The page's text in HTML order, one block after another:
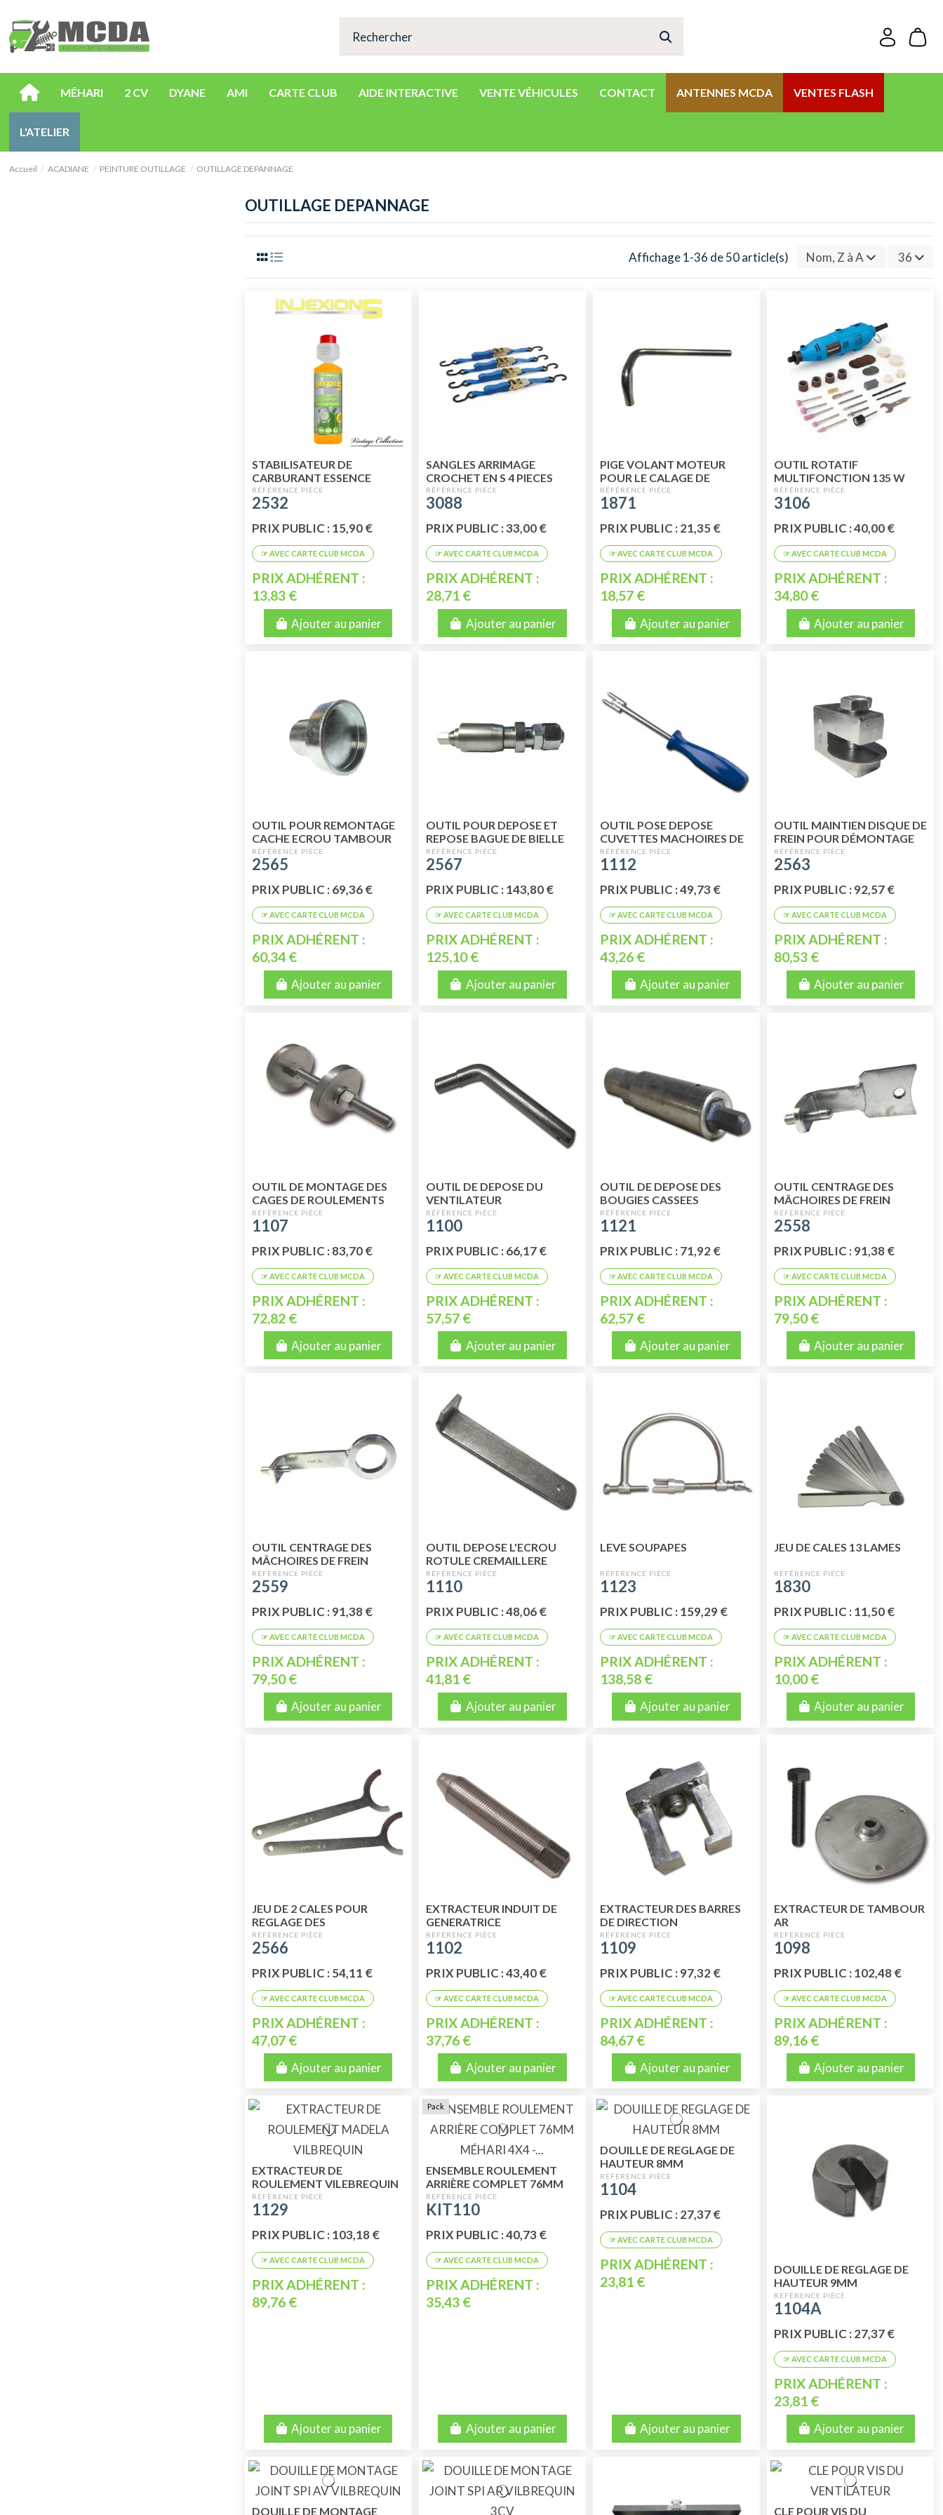
MÉHARI 2 CV DYANE AMI CARTE CLUB AIDE INTERACTIVE VENTE VÉHICULES CONTACT ANTENNES MCDA VENTES FLASH
L'ATELIER
Accueil ACADIANE PEINTURE OUTILLAGE OUTILLAGE DEPANNAGE
OUTILLAGE DEPANNAGE
Affichage 1-36 de 50 article(s) Nom, Z à A 36
STABILISATEUR DE
CARBURANT ESSENCE
INJECTION 5
2532
PRIX PUBLIC : 15,90 €
PRIX ADHÉRENT :
13,83 €
Ajouter au panier
SANGLES ARRIMAGE
CROCHET EN S 4 PIECES
3088
PRIX PUBLIC : 33,00 €
PRIX ADHÉRENT :
28,71 €
Ajouter au panier
PIGE VOLANT MOTEUR
POUR LE CALAGE DE
L'ALLUMAGE
1871
PRIX PUBLIC : 21,35 €
PRIX ADHÉRENT :
18,57 €
Ajouter au panier
OUTIL ROTATIF
MULTIFONCTION 135 W
3106
PRIX PUBLIC : 40,00 €
PRIX ADHÉRENT :
34,80 €
Ajouter au panier
OUTIL POUR REMONTAGE
CACHE ECROU TAMBOUR
ARRIERE METALIQUE
ORIGINE
2565
PRIX PUBLIC : 69,36 €
PRIX ADHÉRENT :
60,34 €
Ajouter au panier
OUTIL POUR DEPOSE ET
REPOSE BAGUE DE BIELLE
D'AXE DE PISTON
2567
PRIX PUBLIC : 143,80 €
PRIX ADHÉRENT :
125,10 €
Ajouter au panier
OUTIL POSE DEPOSE
CUVETTES MACHOIRES DE
FREIN
1112
PRIX PUBLIC : 49,73 €
PRIX ADHÉRENT :
43,26 €
Ajouter au panier
OUTIL MAINTIEN DISQUE DE
FREIN POUR DÉMONTAGE
TRANSMISSION COTÉ
BOITE
2563
PRIX PUBLIC : 92,57 €
PRIX ADHÉRENT :
80,53 €
Ajouter au panier
OUTIL DE MONTAGE DES
CAGES DE ROULEMENTS
1107
PRIX PUBLIC : 83,70 €
PRIX ADHÉRENT :
72,82 €
Ajouter au panier
OUTIL DE DEPOSE DU
VENTILATEUR
1100
PRIX PUBLIC : 66,17 €
PRIX ADHÉRENT :
57,57 €
Ajouter au panier
OUTIL DE DEPOSE DES
BOUGIES CASSEES
1121
PRIX PUBLIC : 71,92 €
PRIX ADHÉRENT :
62,57 €
Ajouter au panier
OUTIL CENTRAGE DES
MÂCHOIRES DE FREIN
AVANT (MONTAGE
EXCENTRIQUE D'ORIGINE)
2558
PRIX PUBLIC : 91,38 €
PRIX ADHÉRENT :
79,50 €
Ajouter au panier
OUTIL CENTRAGE DES
MÂCHOIRES DE FREIN
ARRIÈRE (MONTAGE
EXCENTRIQUE D'ORIGINE)
2559
PRIX PUBLIC : 91,38 €
PRIX ADHÉRENT :
79,50 €
Ajouter au panier
OUTIL DEPOSE L'ECROU
ROTULE CREMAILLERE
1110
PRIX PUBLIC : 48,06 €
PRIX ADHÉRENT :
41,81 €
Ajouter au panier
LEVE SOUPAPES
1123
PRIX PUBLIC : 159,29 €
PRIX ADHÉRENT :
138,58 €
Ajouter au panier
JEU DE CALES 13 LAMES
1830
PRIX PUBLIC : 11,50 €
PRIX ADHÉRENT :
10,00 €
Ajouter au panier
JEU DE 2 CALES POUR
REGLAGE DES
FOURCHETTES DE BOITE A
VITESSES
2566
PRIX PUBLIC : 54,11 €
PRIX ADHÉRENT :
47,07 €
Ajouter au panier
EXTRACTEUR INDUIT DE
GENERATRICE
1102
PRIX PUBLIC : 43,40 €
PRIX ADHÉRENT :
37,76 €
Ajouter au panier
EXTRACTEUR DES BARRES
DE DIRECTION
1109
PRIX PUBLIC : 97,32 €
PRIX ADHÉRENT :
84,67 €
Ajouter au panier
EXTRACTEUR DE TAMBOUR
AR
1098
PRIX PUBLIC : 102,48 €
PRIX ADHÉRENT :
89,16 €
Ajouter au panier
EXTRACTEUR DE
ROULEMENT VILEBREQUIN
1129
PRIX PUBLIC : 103,18 €
PRIX ADHÉRENT :
89,76 €
Ajouter au panier
Pack
ENSEMBLE ROULEMENT
ARRIÈRE COMPLET 76MM
MÉHARI 4X4 - ACADIANE -
AMI 81ER PRIX
KIT110
PRIX PUBLIC : 40,73 €
PRIX ADHÉRENT :
35,43 €
Ajouter au panier
DOUILLE DE REGLAGE DE
HAUTEUR 8MM
1104
PRIX PUBLIC : 27,37 €
PRIX ADHÉRENT :
23,81 €
Ajouter au panier
DOUILLE DE REGLAGE DE
HAUTEUR 9MM
1104A
PRIX PUBLIC : 27,37 €
PRIX ADHÉRENT :
23,81 €
Ajouter au panier
DOUILLE DE MONTAGE CLE POUR VIS DU